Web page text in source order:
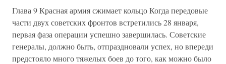
Глава 9 Красная армия сжимает кольцо Когда передовые
части двух советских фронтов встретились 28 января,
первая фаза операции успешно завершилась. Советские
генералы, должно быть, отпраздновали успех, но впереди
предстояло много тяжелых боев до того, как можно было